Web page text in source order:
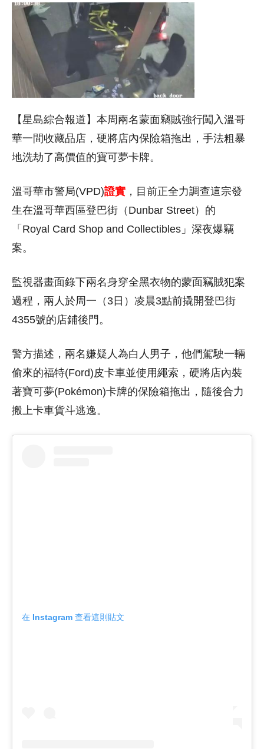
【星島綜合報道】本周兩名蒙面竊賊強行闖入溫哥
華一間收藏品店，硬將店內保險箱拖出，手法粗暴
地洗劫了高價值的寶可夢卡牌。
溫哥華市警局(VPD)證實 ，目前正全力調查這宗發
生在溫哥華西區登巴街（Dunbar Street）的
「Royal Card Shop and Collectibles」深夜爆竊
案。
監視器畫面錄下兩名身穿全黑衣物的蒙面竊賊犯案
過程，兩人於周一（3日）凌晨3點前撬開登巴街
4355號的店鋪後門。
警方描述，兩名嫌疑人為白人男子，他們駕駛一輛
偷來的福特(Ford)皮卡車並使用繩索，硬將店內裝
著寶可夢(Pokémon)卡牌的保險箱拖出，隨後合力
搬上卡車貨斗逃逸。
在 Instagram 查看這則貼文